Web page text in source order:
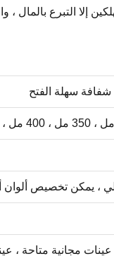
إلا التبرع بالمال ،
سهلة الفتح
، يمكن تخصيص